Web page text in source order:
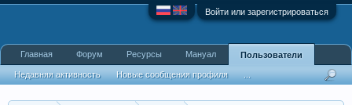
Войти или зарегистрироваться
Главная Форум Ресурсы Мануал Пользователи
Недавняя активность Новые сообщения профиля